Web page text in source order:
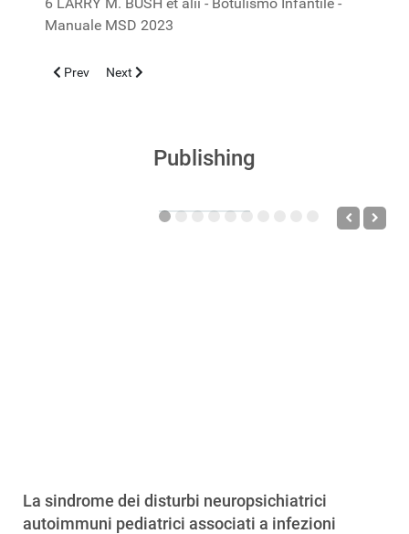
Manuale MSD 2023
Previous article: ASSOCIAZIONE DELLA MALFORMAZIONE DI
Prev Next article: LO SGUARDO PAROSSISTICO VERSO IL
Next
Publishing
La sindrome dei disturbi neuropsichiatrici
autoimmuni pediatrici associati a infezioni